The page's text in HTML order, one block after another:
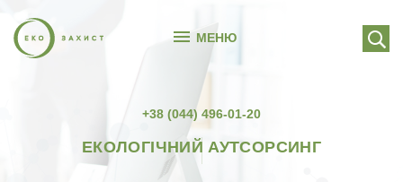
МЕНЮ
ЕКОЛОГІЧНИЙ АУТСОРСИНГ
+38 (044) 496-01-20